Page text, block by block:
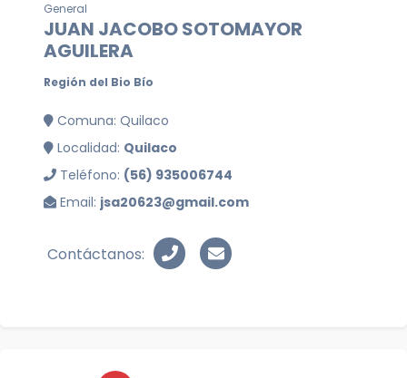
General
JUAN JACOBO SOTOMAYOR
AGUILERA
Región del Bio Bío
Comuna: Quilaco
Localidad: Quilaco
Teléfono: (56) 935006744
Email: jsa20623@gmail.com
Contáctanos: